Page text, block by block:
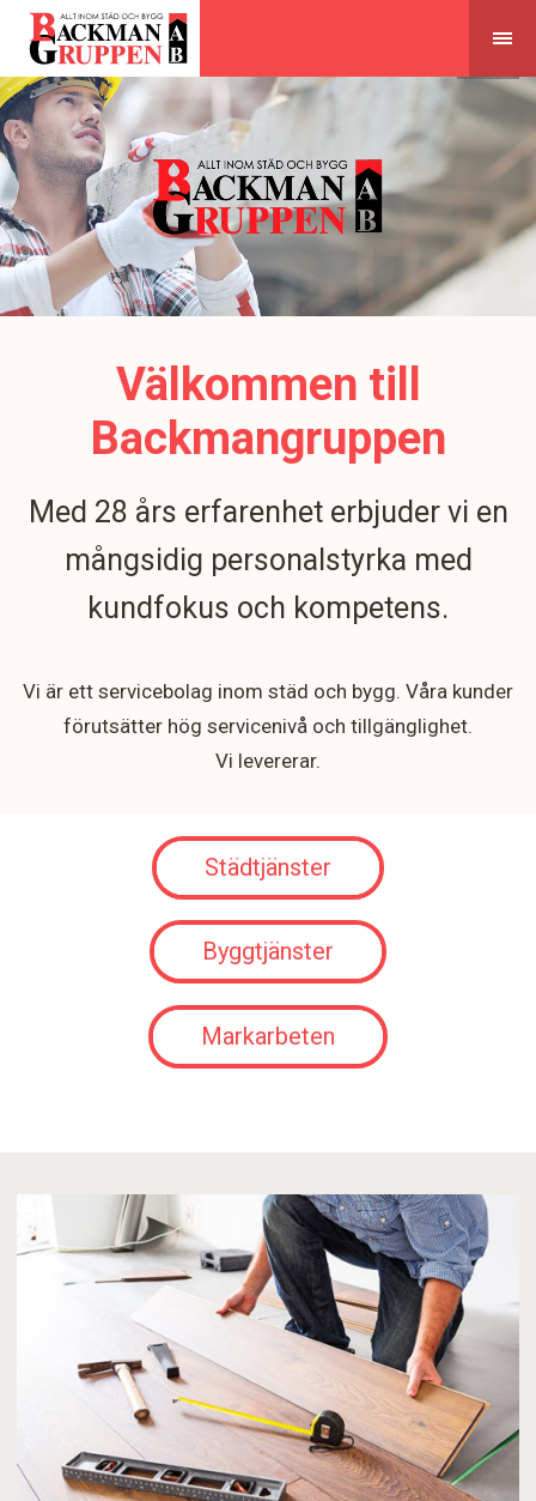
Skip
content
Välkommen till
Backmangruppen
Med 28 års erfarenhet erbjuder vi en
mångsidig personalstyrka med
kundfokus och kompetens.
Vi är ett servicebolag inom städ och bygg. Våra kunder
förutsätter hög servicenivå och tillgänglighet.
Vi levererar.
Städtjänster
Byggtjänster
Markarbeten